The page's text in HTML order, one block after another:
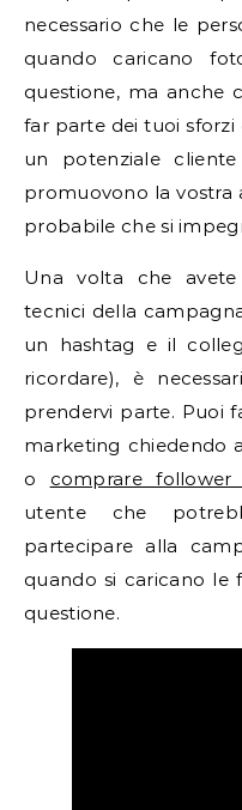
necessario che le
quando caricano
questione, ma anche
far parte dei tuoi sforzi
un potenziale
promuovono la vostra
probabile che si
Una volta che
tecnici della
un hashtag e il
ricordare), è
prendervi parte. Puoi
marketing chiedendo
o comprare follower
utente che
partecipare alla
quando si caricano le
questione.